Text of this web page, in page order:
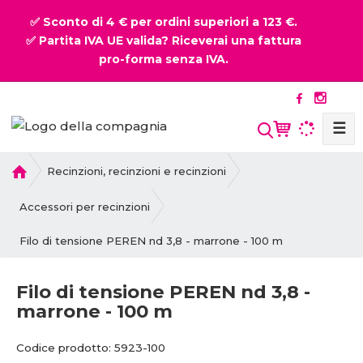
✅ Sconto di 4 € per ordini superiori a 123 €.
✅ Partita IVA UE valida? Riceverai una fattura
pro-forma senza IVA.
☰
i
a
i
a
Recinzioni, recinzioni e recinzioni
Accessori per recinzioni
Filo di tensione PEREN nd 3,8 - marrone - 100 m
Filo di tensione PEREN nd 3,8 -
marrone - 100 m
Codice prodotto: 5923-100